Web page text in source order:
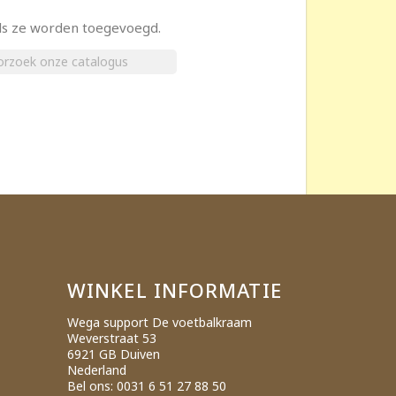
ze worden toegevoegd.
WINKEL INFORMATIE
Wega support De voetbalkraam
Weverstraat 53
6921 GB Duiven
Nederland
Bel ons: 0031 6 51 27 88 50
×